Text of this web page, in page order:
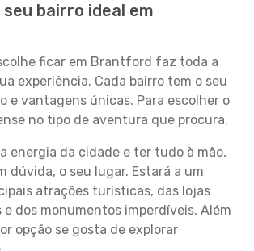
seu bairro ideal em
ficar em Brantford faz toda a
experiência. Cada bairro tem o seu
e vantagens únicas. Para escolher o
no tipo de aventura que procura.
energia da cidade e ter tudo à mão,
dúvida, o seu lugar. Estará a um
atrações turísticas, das lojas
e dos monumentos imperdíveis. Além
opção se gosta de explorar